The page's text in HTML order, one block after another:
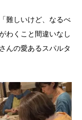
難しいけど、なるべ
わくこと間違いなし
んの愛あるスパルタ